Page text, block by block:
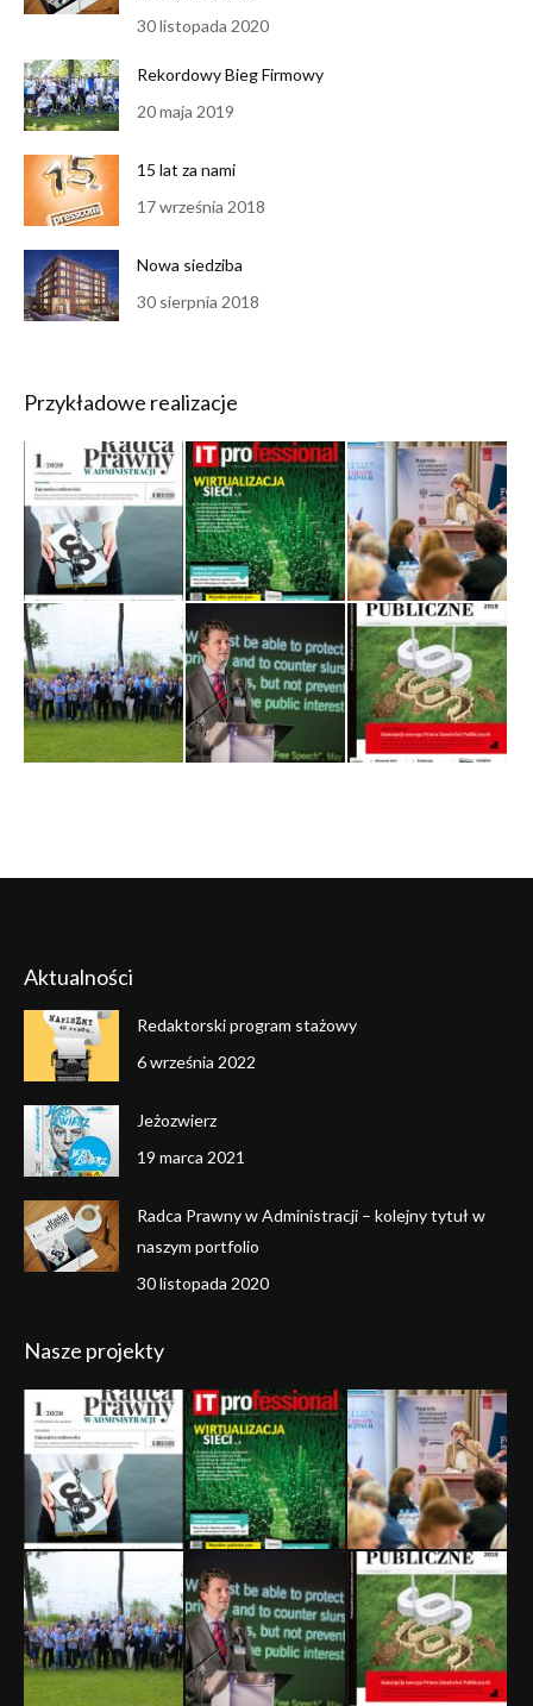
30 listopada 2020
Rekordowy Bieg Firmowy
20 maja 2019
15 lat za nami
17 września 2018
Nowa siedziba
30 sierpnia 2018
Przykładowe realizacje
Aktualności
Redaktorski program stażowy
6 września 2022
Jeżozwierz
19 marca 2021
Radca Prawny w Administracji – kolejny tytuł w
naszym portfolio
30 listopada 2020
Nasze projekty